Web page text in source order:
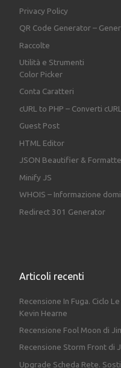
Privacy Policy
QR Code Generator –
Raccolte
Utilità e Strumenti
Color Picker
Conta Caratteri
cURL to PHP – Converti
Guest Post
HTML Editor
JSON Beautifier &
Minify JS
WHOIS – Informazione
Redirect 301 Generator
Articoli recenti
Recensione In Fuga. Ciclo
Kevin Hearne
Recensione Fool Moon di
Recensione Storm Front di
Upgrade Scheda Rete.